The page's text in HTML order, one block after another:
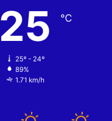
25 ℃
25º - 24º
89%
1.71 km/h